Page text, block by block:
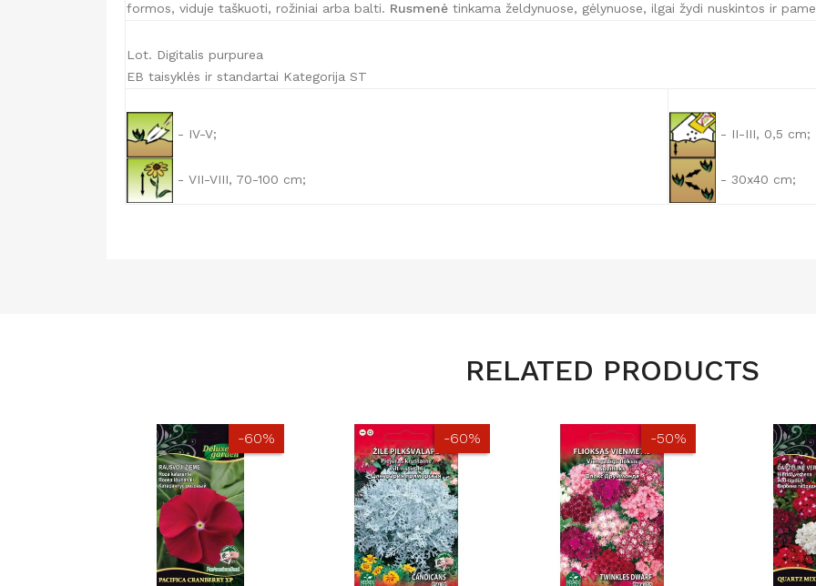
formos, viduje taškuoti, rožiniai arba balti. Rusmenė tinkama želdynuose, gėlynuose, ilgai žydi nuskintos ir
Lot. Digitalis purpurea
EB taisyklės ir standartai Kategorija ST
- IV-V;
- VII-VIII, 70-100 cm;
- II-III, 0,5 cm;
- 30x40 cm;
RELATED PRODUCTS
-60% -60% -50%